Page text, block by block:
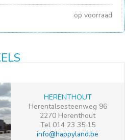
op voorraad
HERENTHOUT
Herentalsesteenweg 96
2270 Herenthout
Tel 014 23 35 15
info@happyland.be